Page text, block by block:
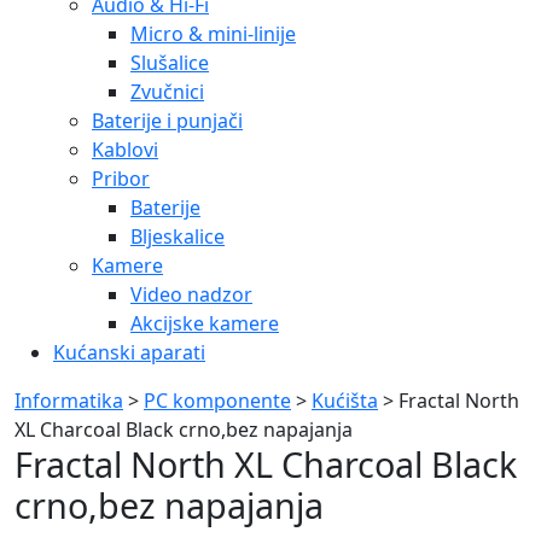
Micro & mini-linije
Slušalice
Zvučnici
Baterije i punjači
Kablovi
Pribor
Baterije
Bljeskalice
Kamere
Video nadzor
Akcijske kamere
Kućanski aparati
Informatika > PC komponente> Kućišta > Fractal North
XL Charcoal Black crno,bez napajanja
Fractal North XL Charcoal Black
crno,bez napajanja